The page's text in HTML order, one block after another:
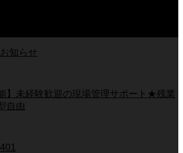
知らせ
】未経験歓迎の現場管理サポート★残業
自由